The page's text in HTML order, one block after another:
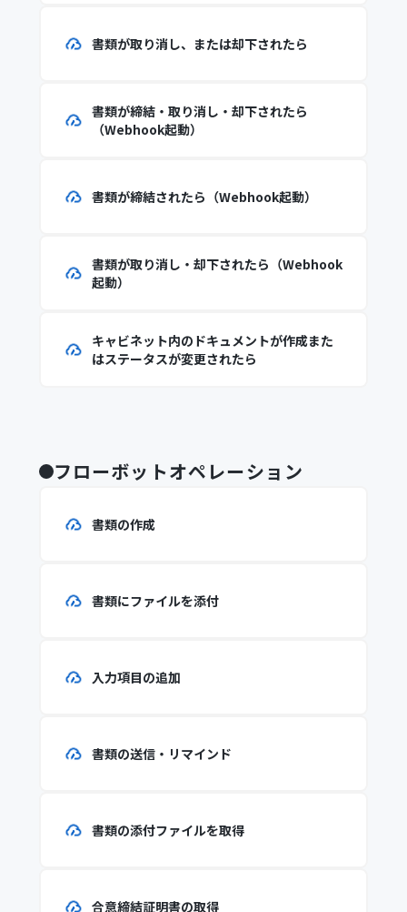
書類が取り消し、または却下されたら
書類が締結・取り消し・却下されたら
（Webhook起動）
書類が締結されたら（Webhook起動）
書類が取り消し・却下されたら（Webhook
起動）
キャビネット内のドキュメントが作成また
はステータスが変更されたら
フローボットオペレーション
書類の作成
書類にファイルを添付
入力項目の追加
書類の送信・リマインド
書類の添付ファイルを取得
合意締結証明書の取得